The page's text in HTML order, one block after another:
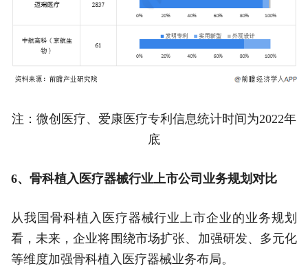
注：微创医疗、爱康医疗专利信息统计时间为2022年
底
6、骨科植入医疗器械行业上市公司业务规划对比
从我国骨科植入医疗器械行业上市企业的业务规划
看，未来，企业将围绕市场扩张、加强研发、多元化
等维度加强骨科植入医疗器械业务布局。